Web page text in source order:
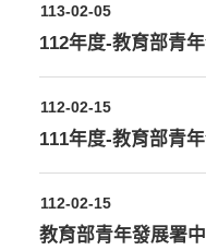
113-02-05
112年度-教育部青
112-02-15
111年度-教育部青
112-02-15
教育部青年發展署